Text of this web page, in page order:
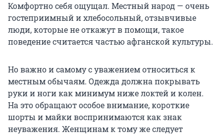
Комфортно себя ощущал. Местный народ — очень
гостеприимный и хлебосольный, отзывчивые
люди, которые не откажут в помощи, такое
поведение считается частью афганской культуры.
Но важно и самому с уважением относиться к
местным обычаям. Одежда должна покрывать
руки и ноги как минимум ниже локтей и колен.
На это обращают особое внимание, короткие
шорты и майки воспринимаются как знак
неуважения. Женщинам к тому же следует